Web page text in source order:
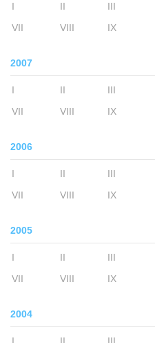
I II III
VII
VIII IX
2007
I II III
VII
VIII IX
2006
I II III
VII
VIII IX
2005
I II III
VII
VIII IX
2004